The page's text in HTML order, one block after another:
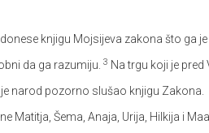
knjigu Mojsijeva zakona što ga je
da ga razumiju. 3 Na trgu koji je
narod pozorno slušao knjigu Zakona.
Matitja, Šema, Anaja, Urija, Hilkija i